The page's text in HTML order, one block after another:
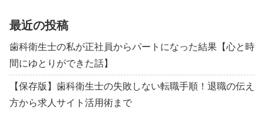
最近の投稿
歯科衛生士の私が正社員からパートになった結果【心と時
間にゆとりができた話】
【保存版】歯科衛生士の失敗しない転職手順！退職の伝え
方から求人サイト活用術まで